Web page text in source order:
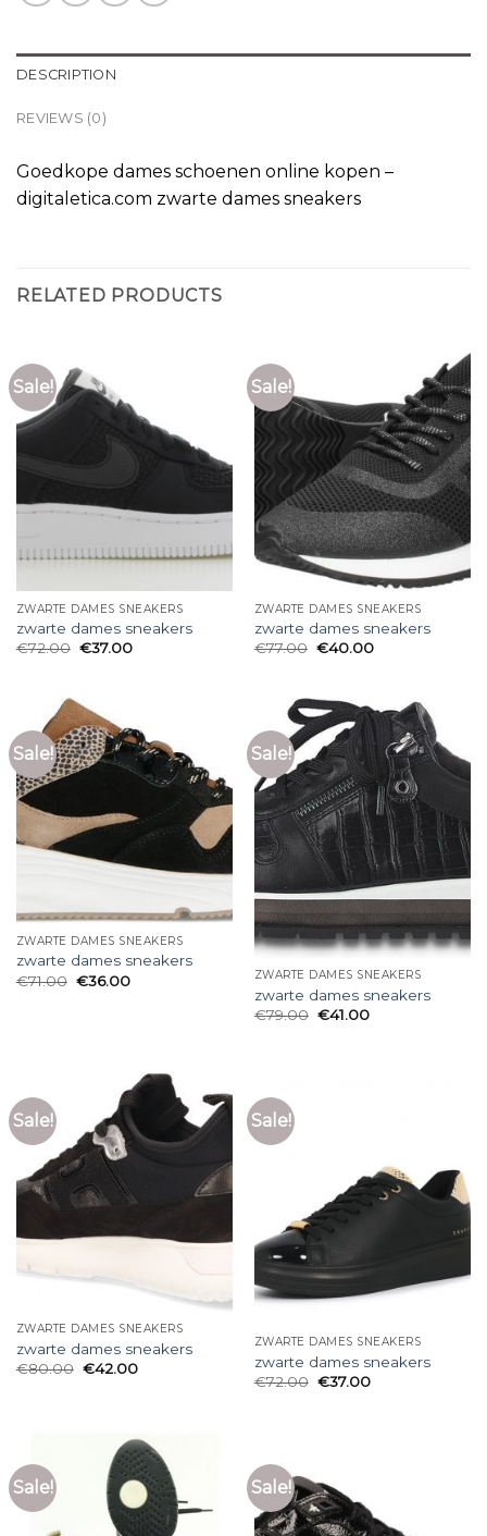
DESCRIPTION
REVIEWS (0)
Goedkope dames schoenen online kopen –
digitaletica.com zwarte dames sneakers
RELATED PRODUCTS
Sale!
ZWARTE DAMES SNEAKERS
zwarte dames sneakers
€72.00 €37.00
Sale!
ZWARTE DAMES SNEAKERS
zwarte dames sneakers
€77.00 €40.00
Sale!
ZWARTE DAMES SNEAKERS
zwarte dames sneakers
€71.00 €36.00
Sale!
ZWARTE DAMES SNEAKERS
zwarte dames sneakers
€79.00 €41.00
Sale!
ZWARTE DAMES SNEAKERS
zwarte dames sneakers
€80.00 €42.00
Sale!
ZWARTE DAMES SNEAKERS
zwarte dames sneakers
€72.00 €37.00
Sale! Sale!